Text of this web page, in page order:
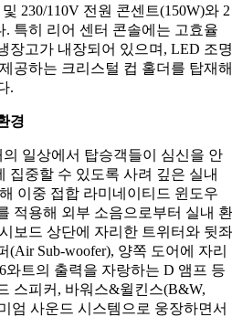
230/110V 전원 콘센트(150W)와 2
특히 리어 센터 콘솔에는 고효율
장고가 내장되어 있으며, LED 조명
공하는 크리스털 컵 홀더를 탑재해
.
경
일상에서 탑승객들이 심신을 안
집중할 수 있도록 사려 깊은 실내
이중 접합 라미네이티드 윈도우
적용해 외부 소음으로부터 실내 환
보드 상단에 자리한 트위터와 뒷좌
Sub-woofer), 양쪽 도어에 자리
와트의 출력을 자랑하는 D 앰프 등
스피커, 바워스&윌킨스(B&W,
엄 사운드 시스템으로 웅장하면서